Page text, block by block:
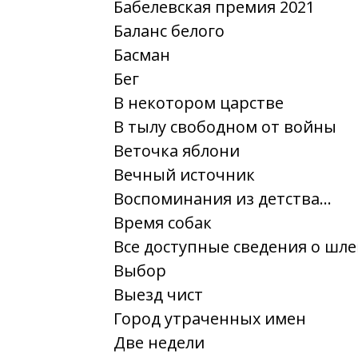
Бабелевская премия 2021
Баланс белого
Басман
Бег
В некотором царстве
В тылу свободном от войны
Веточка яблони
Вечный источник
Воспоминания из детства...
Время собак
Все доступные сведения о
Выбор
Выезд чист
Город утраченных имен
Две недели